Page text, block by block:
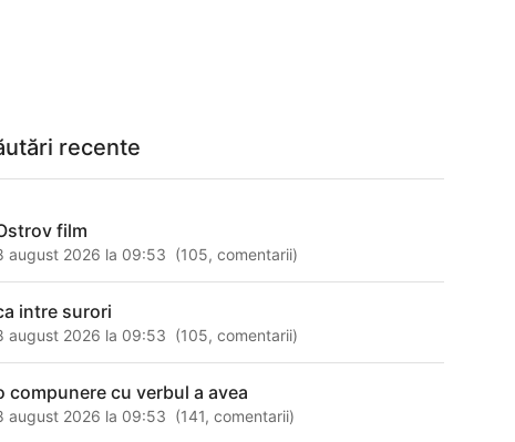
recente
film
august 2026 la 09:53 (105,comentarii)
intre surori
august 2026 la 09:53 (105,comentarii)
compunere cu verbul a avea
august 2026 la 09:53 (141,comentarii)